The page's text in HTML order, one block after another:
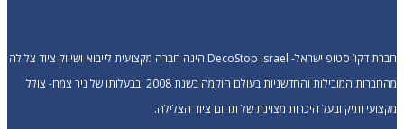
חברת דקו’ סטופ ישראל- DecoStop Israel הינה חברה מקצועית לייבוא ושיווק ציוד צלילה
מהחברות המובילות והחדשניות בעולם הוקמה בשנת 2008 ובבעלותו של ניר צמח- צולל
מקצועי ותיק ובעל היכרות מצוינת של תחום ציוד הצלילה.